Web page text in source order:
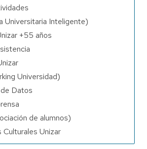
Universitaria Inteligente)
+55 años
Universidad)
Datos
de alumnos)
Unizar